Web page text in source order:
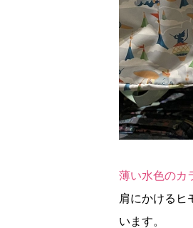
薄い水色のカ
肩にかけるヒ
います。